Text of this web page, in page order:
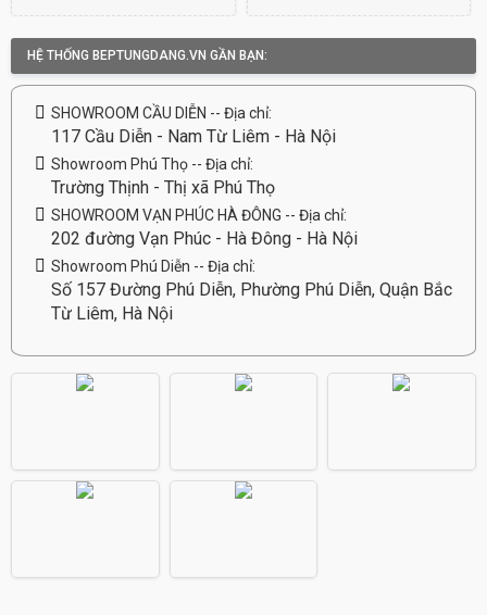
HỆ THỐNG BEPTUNGDANG.VN GẦN BẠN:
SHOWROOM CẦU DIỄN -- Địa chỉ:
117 Cầu Diễn - Nam Từ Liêm - Hà Nội
Showroom Phú Thọ -- Địa chỉ:
Trường Thịnh - Thị xã Phú Thọ
SHOWROOM VẠN PHÚC HÀ ĐÔNG -- Địa chỉ:
202 đường Vạn Phúc - Hà Đông - Hà Nội
Showroom Phú Diễn -- Địa chỉ:
Số 157 Đường Phú Diễn, Phường Phú Diễn, Quận Bắc
Từ Liêm, Hà Nội